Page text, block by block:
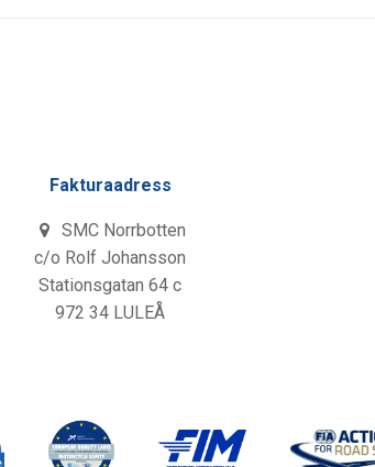
Fakturaadress
SMC Norrbotten
c/o Rolf Johansson
Stationsgatan 64 c
972 34 LULEÅ